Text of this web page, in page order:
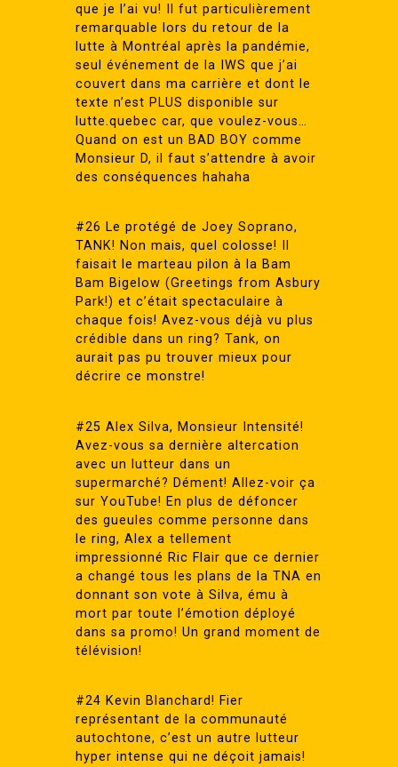
que je l’ai vu! Il fut particulièrement
remarquable lors du retour de la
lutte à Montréal après la pandémie,
seul événement de la IWS que j’ai
couvert dans ma carrière et dont le
texte n’est PLUS disponible sur
lutte.quebec car, que voulez-vous…
Quand on est un BAD BOY comme
Monsieur D, il faut s’attendre à avoir
des conséquences hahaha
#26 Le protégé de Joey Soprano,
TANK! Non mais, quel colosse! Il
faisait le marteau pilon à la Bam
Bam Bigelow (Greetings from Asbury
Park!) et c’était spectaculaire à
chaque fois! Avez-vous déjà vu plus
crédible dans un ring? Tank, on
aurait pas pu trouver mieux pour
décrire ce monstre!
#25 Alex Silva, Monsieur Intensité!
Avez-vous sa dernière altercation
avec un lutteur dans un
supermarché? Dément! Allez-voir ça
sur YouTube! En plus de défoncer
des gueules comme personne dans
le ring, Alex a tellement
impressionné Ric Flair que ce dernier
a changé tous les plans de la TNA en
donnant son vote à Silva, ému à
mort par toute l’émotion déployé
dans sa promo! Un grand moment de
télévision!
#24 Kevin Blanchard! Fier
représentant de la communauté
autochtone, c’est un autre lutteur
hyper intense qui ne déçoit jamais!